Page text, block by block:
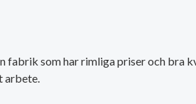
fabrik som har rimliga priser och bra
arbete.